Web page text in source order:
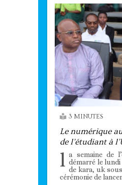
3 MINUTES
Le numérique
de l’étudiant à
l a semaine de
démarré le lundi
de kara, uk
cérémonie de